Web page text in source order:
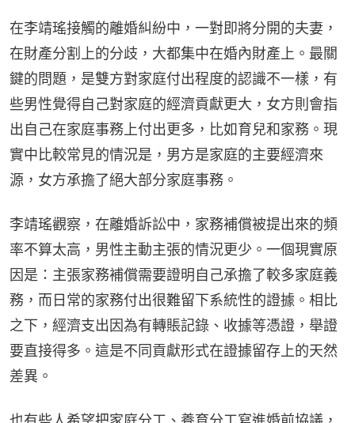
在李靖瑤接觸的離婚糾紛中，一對即將分開的夫妻，
在財產分割上的分歧，大都集中在婚內財產上。最關
鍵的問題，是雙方對家庭付出程度的認識不一樣，有
些男性覺得自己對家庭的經濟貢獻更大，女方則會指
出自己在家庭事務上付出更多，比如育兒和家務。現
實中比較常見的情況是，男方是家庭的主要經濟來
源，女方承擔了絕大部分家庭事務。
李靖瑤觀察，在離婚訴訟中，家務補償被提出來的頻
率不算太高，男性主動主張的情況更少。一個現實原
因是：主張家務補償需要證明自己承擔了較多家庭義
務，而日常的家務付出很難留下系統性的證據。相比
之下，經濟支出因為有轉賬記錄、收據等憑證，舉證
要直接得多。這是不同貢獻形式在證據留存上的天然
差異。